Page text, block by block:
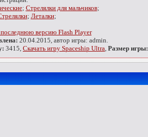
; Стрелялки для мальчиков;
; Леталки;
последнюю версию Flash Player
20.04.2015, автор игры: admin.
3415, Скачать игру Spaceship Ultra, Размер игры: